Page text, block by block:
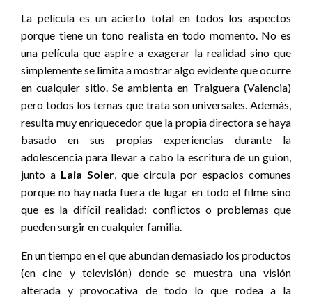
La película es un acierto total en todos los aspectos
porque tiene un tono realista en todo momento. No es
una película que aspire a exagerar la realidad sino que
simplemente se limita a mostrar algo evidente que ocurre
en cualquier sitio. Se ambienta en Traiguera (Valencia)
pero todos los temas que trata son universales. Además,
resulta muy enriquecedor que la propia directora se haya
basado en sus propias experiencias durante la
adolescencia para llevar a cabo la escritura de un guion,
junto a Laia Soler, que circula por espacios comunes
porque no hay nada fuera de lugar en todo el filme sino
que es la difícil realidad: conflictos o problemas que
pueden surgir en cualquier familia.
En un tiempo en el que abundan demasiado los productos
(en cine y televisión) donde se muestra una visión
alterada y provocativa de todo lo que rodea a la